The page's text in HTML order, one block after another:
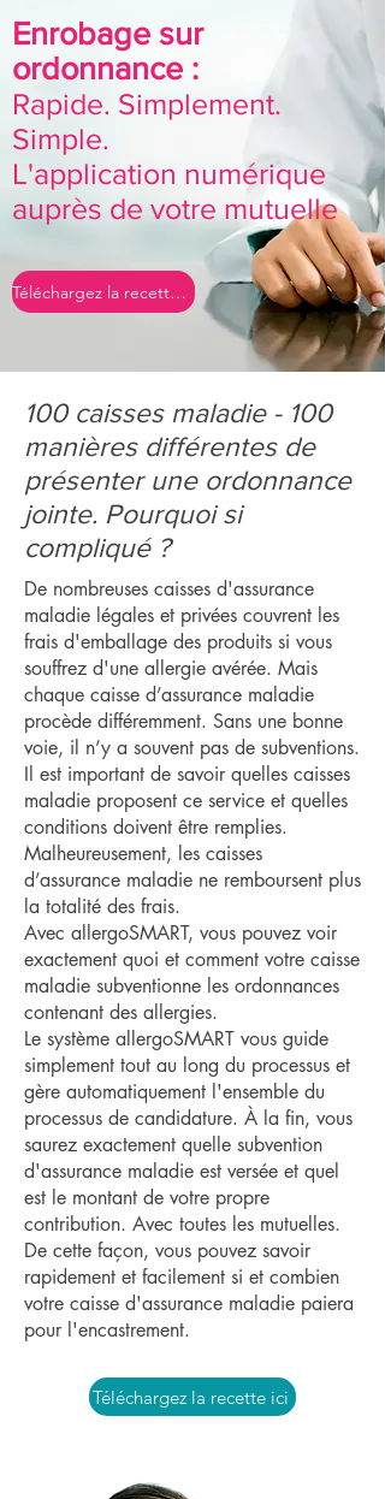
Enrobage sur
ordonnance :
Rapide. Simplement.
Simple.
L'application numérique
auprès de votre mutuelle
Téléchargez la recette ici
100 caisses maladie - 100
manières différentes de
présenter une ordonnance
jointe. Pourquoi si
compliqué ?
De nombreuses caisses d'assurance
maladie légales et privées couvrent les
frais d'emballage des produits si vous
souffrez d'une allergie avérée. Mais
chaque caisse d’assurance maladie
procède différemment. Sans une bonne
voie, il n’y a souvent pas de subventions.
Il est important de savoir quelles caisses
maladie proposent ce service et quelles
conditions doivent être remplies.
Malheureusement, les caisses
d’assurance maladie ne remboursent plus
la totalité des frais.
Avec allergoSMART, vous pouvez voir
exactement quoi et comment votre caisse
maladie subventionne les ordonnances
contenant des allergies.
Le système allergoSMART vous guide
simplement tout au long du processus et
gère automatiquement l'ensemble du
processus de candidature. À la fin, vous
saurez exactement quelle subvention
d'assurance maladie est versée et quel
est le montant de votre propre
contribution. Avec toutes les mutuelles.
De cette façon, vous pouvez savoir
rapidement et facilement si et combien
votre caisse d'assurance maladie paiera
pour l'encastrement.
Téléchargez la recette ici